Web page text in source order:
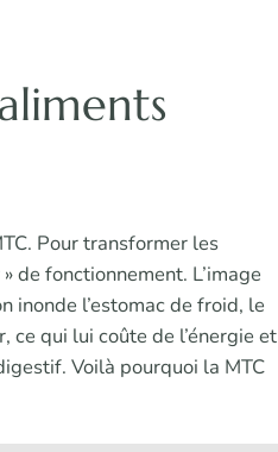
Pour transformer les
de fonctionnement. L’image
inonde l’estomac de froid, le
ce qui lui coûte de l’énergie et
Voilà pourquoi la MTC